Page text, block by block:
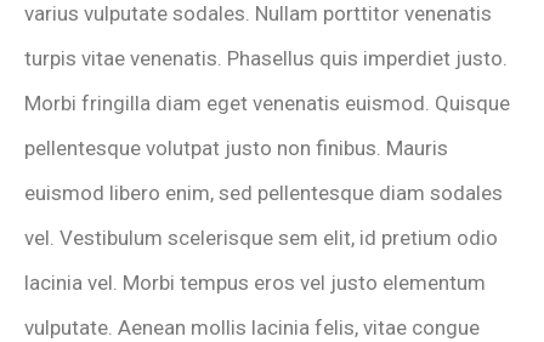
varius vulputate sodales. Nullam porttitor venenatis
turpis vitae venenatis. Phasellus quis imperdiet justo.
Morbi fringilla diam eget venenatis euismod. Quisque
pellentesque volutpat justo non finibus. Mauris
euismod libero enim, sed pellentesque diam sodales
vel. Vestibulum scelerisque sem elit, id pretium odio
lacinia vel. Morbi tempus eros vel justo elementum
vulputate. Aenean mollis lacinia felis, vitae congue